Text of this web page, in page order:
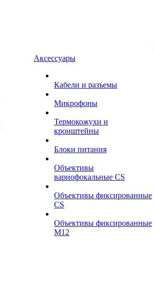
Аксессуары
Кабели и разъемы
Микрофоны
Термокожухи и
кронштейны
Блоки питания
Объективы
вариофокальные CS
Объективы фиксированные
CS
Объективы фиксированные
М12